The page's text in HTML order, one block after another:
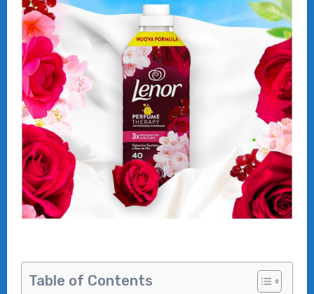
Table of Contents